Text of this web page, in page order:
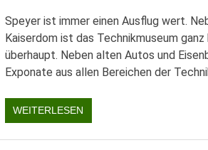
Speyer ist immer einen Ausflug wert.
Kaiserdom ist das Technikmuseum
überhaupt. Neben alten Autos und
Exponate aus allen Bereichen der
WEITERLESEN